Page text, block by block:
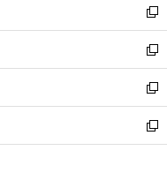
く
で
開
く
ド
ウ
で
開
く
ィ
ン
ド
ウ
で
開
く
い
ウ
ィ
ン
ド
ウ
で
開
新
し
い
ウ
ィ
ン
ド
ウ
新
し
い
ウ
ィ
ン
新
し
い
ウ
新
し